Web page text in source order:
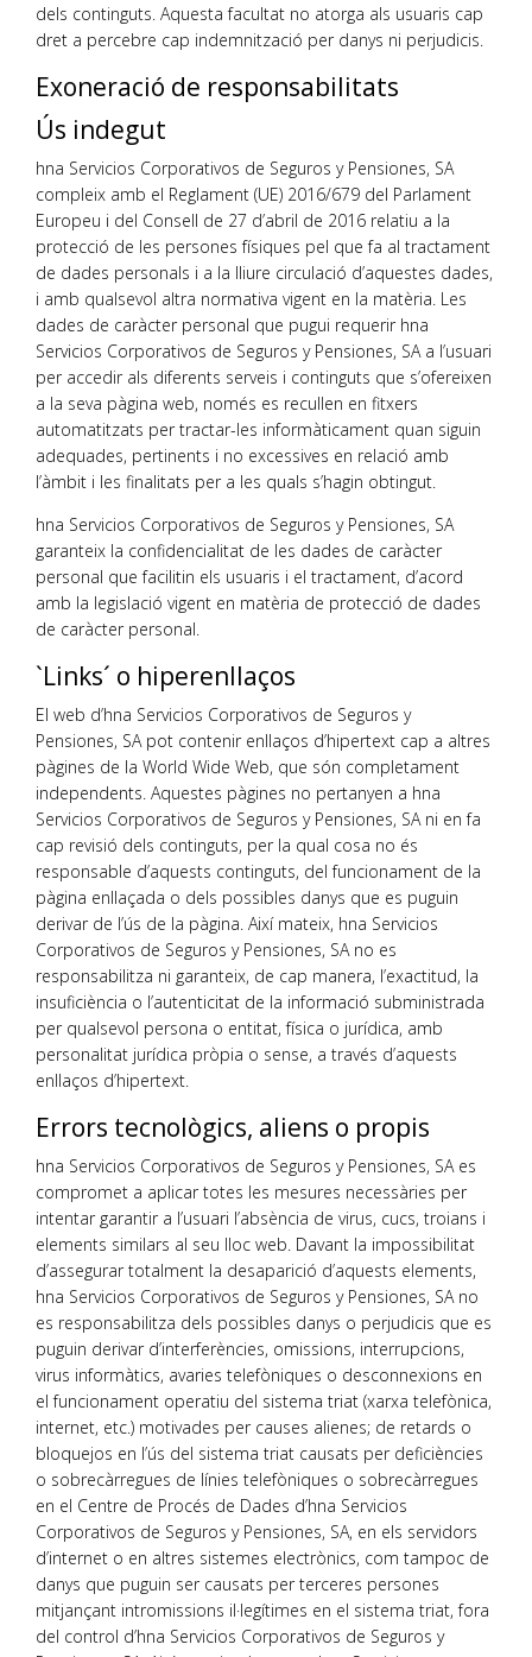
dels continguts. Aquesta facultat no atorga als usuaris cap
dret a percebre cap indemnització per danys ni perjudicis.
Exoneració de responsabilitats
Ús indegut
hna Servicios Corporativos de Seguros y Pensiones, SA
compleix amb el Reglament (UE) 2016/679 del Parlament
Europeu i del Consell de 27 d’abril de 2016 relatiu a la
protecció de les persones físiques pel que fa al tractament
de dades personals i a la lliure circulació d’aquestes dades,
i amb qualsevol altra normativa vigent en la matèria. Les
dades de caràcter personal que pugui requerir hna
Servicios Corporativos de Seguros y Pensiones, SA a l’usuari
per accedir als diferents serveis i continguts que s’ofereixen
a la seva pàgina web, només es recullen en fitxers
automatitzats per tractar-les informàticament quan siguin
adequades, pertinents i no excessives en relació amb
l’àmbit i les finalitats per a les quals s’hagin obtingut.
hna Servicios Corporativos de Seguros y Pensiones, SA
garanteix la confidencialitat de les dades de caràcter
personal que facilitin els usuaris i el tractament, d’acord
amb la legislació vigent en matèria de protecció de dades
de caràcter personal.
`Links´ o hiperenllaços
El web d’hna Servicios Corporativos de Seguros y
Pensiones, SA pot contenir enllaços d’hipertext cap a altres
pàgines de la World Wide Web, que són completament
independents. Aquestes pàgines no pertanyen a hna
Servicios Corporativos de Seguros y Pensiones, SA ni en fa
cap revisió dels continguts, per la qual cosa no és
responsable d’aquests continguts, del funcionament de la
pàgina enllaçada o dels possibles danys que es puguin
derivar de l’ús de la pàgina. Així mateix, hna Servicios
Corporativos de Seguros y Pensiones, SA no es
responsabilitza ni garanteix, de cap manera, l’exactitud, la
insuficiència o l’autenticitat de la informació subministrada
per qualsevol persona o entitat, física o jurídica, amb
personalitat jurídica pròpia o sense, a través d’aquests
enllaços d’hipertext.
Errors tecnològics, aliens o propis
hna Servicios Corporativos de Seguros y Pensiones, SA es
compromet a aplicar totes les mesures necessàries per
intentar garantir a l’usuari l’absència de virus, cucs, troians i
elements similars al seu lloc web. Davant la impossibilitat
d’assegurar totalment la desaparició d’aquests elements,
hna Servicios Corporativos de Seguros y Pensiones, SA no
es responsabilitza dels possibles danys o perjudicis que es
puguin derivar d’interferències, omissions, interrupcions,
virus informàtics, avaries telefòniques o desconnexions en
el funcionament operatiu del sistema triat (xarxa telefònica,
internet, etc.) motivades per causes alienes; de retards o
bloquejos en l’ús del sistema triat causats per deficiències
o sobrecàrregues de línies telefòniques o sobrecàrregues
en el Centre de Procés de Dades d’hna Servicios
Corporativos de Seguros y Pensiones, SA, en els servidors
d’internet o en altres sistemes electrònics, com tampoc de
danys que puguin ser causats per terceres persones
mitjançant intromissions il·legítimes en el sistema triat, fora
del control d’hna Servicios Corporativos de Seguros y